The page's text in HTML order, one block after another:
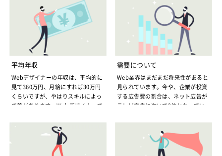
平均年収
Webデザイナーの年収は、平均的に
見て360万円、月給にすれば30万円
くらいですが、やはりスキルによっ
て差があります。Webデザイナーで
来れば360万円くらいの年収になり
ますが、HTML、CSSのタグを作成
するだけならもう少し年収は下がる
ことになり、月給にすれば20万円台
需要について
Web業界はまだまだ将来性があると
見られています。今や、企業が投資
する広告費の割合は、ネット広告が
テレビ広告に次いで2位となってい
ビを追い抜く可能性も高いもので
す。このため、Webデザイナーの需
要も、ますます高まるのは間違いあ